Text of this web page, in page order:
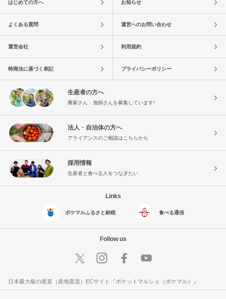
はじめての方へ お知らせ
よくある質問 運営へのお問い合わせ
運営会社 利用規約
特商法に基づく表記 プライバシーポリシー
生産者の方へ
農家さん・漁師さんを募集しています!
法人・自治体の方へ
アライアンスのご相談はこちらから
採用情報
生産者と食べる人をつなぎたい
Links
ポケマルふるさと納税 食べる通信
Follow us
日本最大級の産直（産地直送）ECサイト『ポケットマルシェ（ポケマル）』